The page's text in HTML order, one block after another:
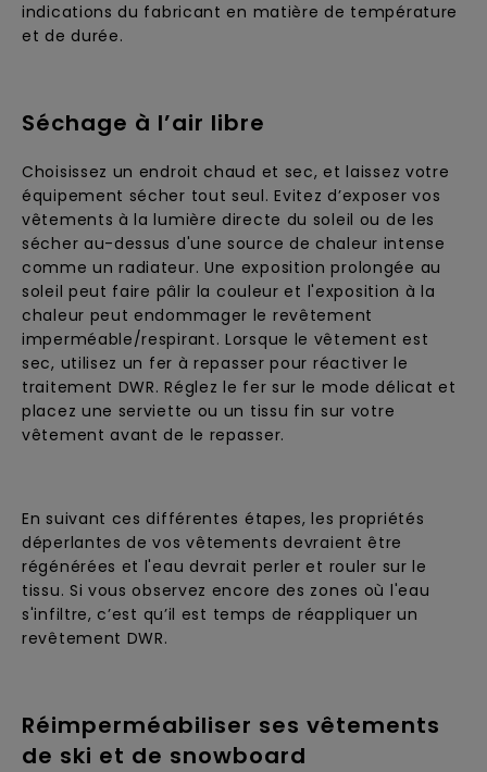
indications du fabricant en matière de température
et de durée.
Séchage à l’air libre
Choisissez un endroit chaud et sec, et laissez votre
équipement sécher tout seul. Evitez d’exposer vos
vêtements à la lumière directe du soleil ou de les
sécher au-dessus d'une source de chaleur intense
comme un radiateur. Une exposition prolongée au
soleil peut faire pâlir la couleur et l'exposition à la
chaleur peut endommager le revêtement
imperméable/respirant. Lorsque le vêtement est
sec, utilisez un fer à repasser pour réactiver le
traitement DWR. Réglez le fer sur le mode délicat et
placez une serviette ou un tissu fin sur votre
vêtement avant de le repasser.
En suivant ces différentes étapes, les propriétés
déperlantes de vos vêtements devraient être
régénérées et l'eau devrait perler et rouler sur le
tissu. Si vous observez encore des zones où l'eau
s'infiltre, c’est qu’il est temps de réappliquer un
revêtement DWR.
Réimperméabiliser ses vêtements
de ski et de snowboard